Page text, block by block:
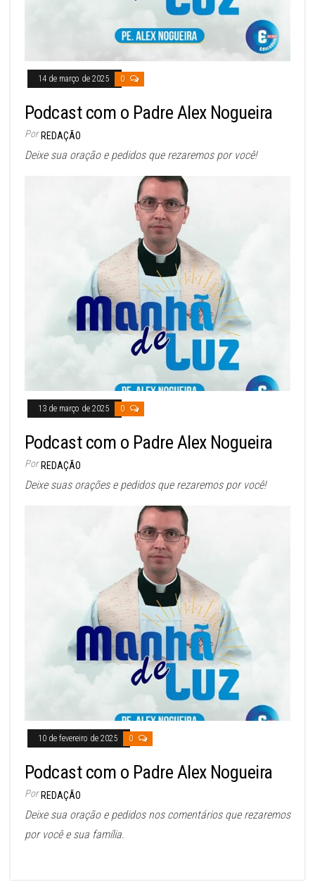
14 de março de 2025 0
Podcast com o Padre Alex Nogueira
Por REDAÇÃO
Deixe sua oração e pedidos que rezaremos por você!
13 de março de 2025 0
Podcast com o Padre Alex Nogueira
Por REDAÇÃO
Deixe suas orações e pedidos que rezaremos por você!
10 de fevereiro de 2025 0
Podcast com o Padre Alex Nogueira
Por REDAÇÃO
Deixe sua oração e pedidos nos comentários que rezaremos
por você e sua família.